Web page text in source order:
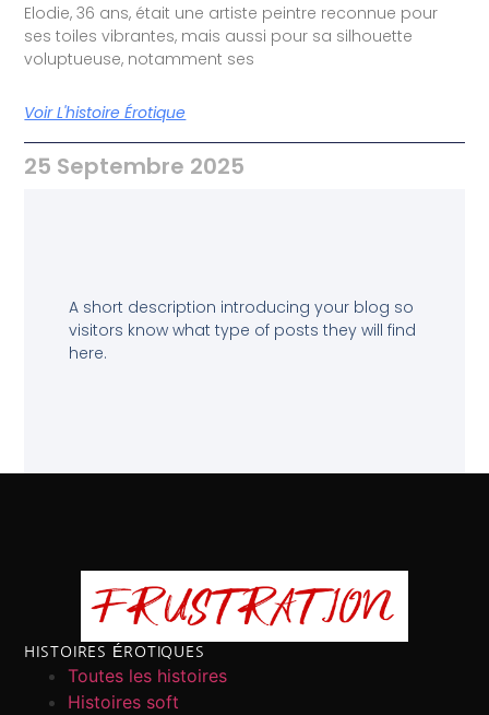
Elodie, 36 ans, était une artiste peintre reconnue pour
ses toiles vibrantes, mais aussi pour sa silhouette
voluptueuse, notamment ses
Voir L'histoire Érotique
25 Septembre 2025
A short description introducing your blog so
visitors know what type of posts they will find
here.
HISTOIRES ÉROTIQUES
Toutes les histoires
Histoires soft